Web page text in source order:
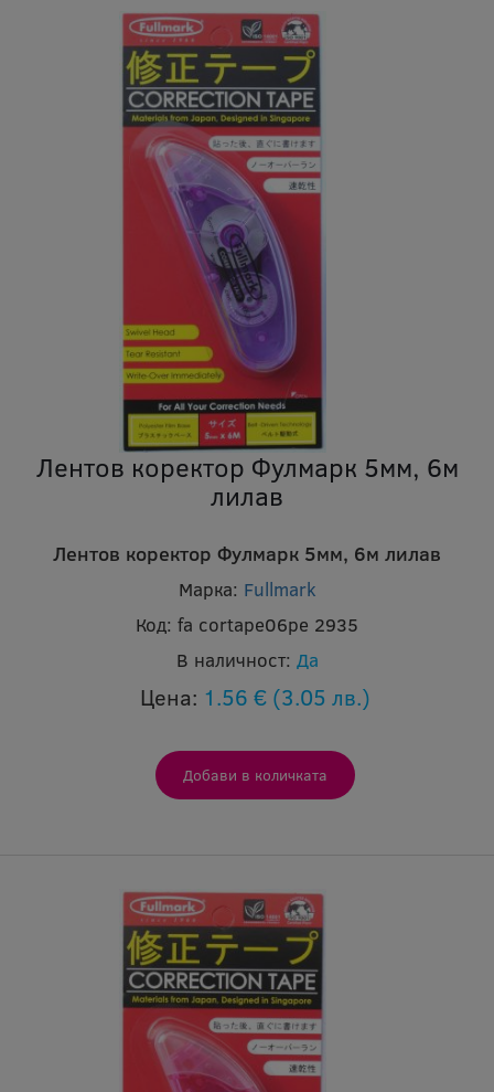
Лентов коректор Фулмарк 5мм, 6м
лилав
Лентов коректор Фулмарк 5мм, 6м лилав
Марка: Fullmark
Код: fa cortape06pe 2935
В наличност: Да
Цена: 1.56 € (3.05 лв.)